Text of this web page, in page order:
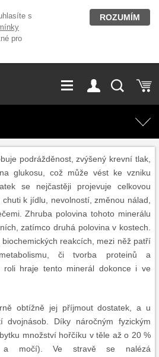
s
pro
ROZUMÍM
Kontakt
Domácí cvičení
Fitness vybavení
Posilovací stroje
podrážděnost, zvýšený krevní tlak,
glukosu, což může vést ke vzniku
se nejčastěji projevuje celkovou
k jídlu, nevolností, změnou nálad,
Zhruba polovina tohoto minerálu
zatímco druhá polovina v kostech.
reakcích, mezi něž patří
či tvorba proteinů a
roli hraje tento minerál dokonce i ve
obtížně jej příjmout dostatek, a u
dvojnásob. Díky náročným fyzickým
množství hořčíku v těle až o 20 %
a močí). Ve stravě se nalézá